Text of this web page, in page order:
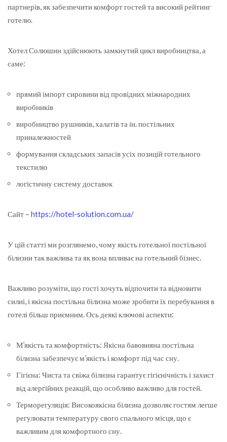
партнерів, як забезпечити комфорт гостей та високий рейтинг
готелю.
Хотел Солюшин здійснюють замкнутий цикл виробництва, а
саме:
прямий імпорт сировини від провідних міжнародних
виробників
виробництво рушників, халатів та ін. постільних
приналежностей
формування складських запасів усіх позицій готельного
текстилю
логістичну систему доставок
Сайт – https://hotel-solution.com.ua/
У цій статті ми розглянемо, чому якість готельної постільної
білизни так важлива та як вона впливає на готельний бізнес.
Важливо розуміти, що гості хочуть відпочити та відновити
силиі, і якісна постільна білизна може зробити їх перебування в
готелі більш приємним. Ось деякі ключові аспекти:
М’якість та комфортність: Якісна бавовняна постільна
білизна забезпечує м’якість і комфорт під час сну.
Гігієна: Чиста та свіжа білизна гарантує гігієнічність і захист
від алергійних реакцій, що особливо важливо для гостей.
Терморегуляція: Високоякісна білизна дозволяє гостям легше
регулювати температуру свого спального місця, що є
важливим для комфортного сну.